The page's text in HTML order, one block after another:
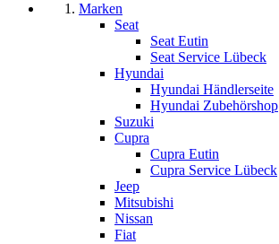
Marken
Seat
Seat Eutin
Seat Service Lübeck
Hyundai
Hyundai Händlerseite
Hyundai Zubehörshop
Suzuki
Cupra
Cupra Eutin
Cupra Service Lübeck
Jeep
Mitsubishi
Nissan
Fiat